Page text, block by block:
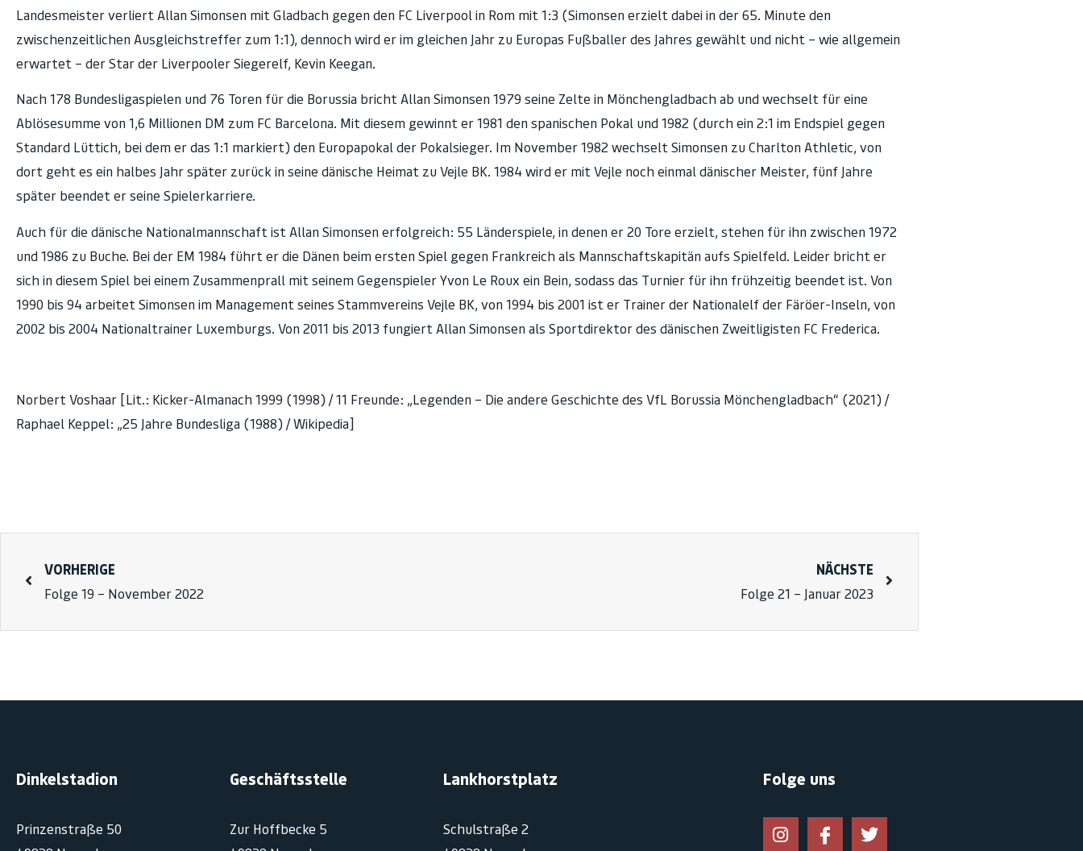
Landesmeister verliert Allan Simonsen mit Gladbach gegen den FC Liverpool in Rom mit 1:3 (Simonsen erzielt dabei in der 65. Minute den
zwischenzeitlichen Ausgleichstreffer zum 1:1), dennoch wird er im gleichen Jahr zu Europas Fußballer des Jahres gewählt und nicht – wie allgemein
erwartet – der Star der Liverpooler Siegerelf, Kevin Keegan.
Nach 178 Bundesligaspielen und 76 Toren für die Borussia bricht Allan Simonsen 1979 seine Zelte in Mönchengladbach ab und wechselt für eine
Ablösesumme von 1,6 Millionen DM zum FC Barcelona. Mit diesem gewinnt er 1981 den spanischen Pokal und 1982 (durch ein 2:1 im Endspiel gegen
Standard Lüttich, bei dem er das 1:1 markiert) den Europapokal der Pokalsieger. Im November 1982 wechselt Simonsen zu Charlton Athletic, von
dort geht es ein halbes Jahr später zurück in seine dänische Heimat zu Vejle BK. 1984 wird er mit Vejle noch einmal dänischer Meister, fünf Jahre
später beendet er seine Spielerkarriere.
Auch für die dänische Nationalmannschaft ist Allan Simonsen erfolgreich: 55 Länderspiele, in denen er 20 Tore erzielt, stehen für ihn zwischen 1972
und 1986 zu Buche. Bei der EM 1984 führt er die Dänen beim ersten Spiel gegen Frankreich als Mannschaftskapitän aufs Spielfeld. Leider bricht er
sich in diesem Spiel bei einem Zusammenprall mit seinem Gegenspieler Yvon Le Roux ein Bein, sodass das Turnier für ihn frühzeitig beendet ist. Von
1990 bis 94 arbeitet Simonsen im Management seines Stammvereins Vejle BK, von 1994 bis 2001 ist er Trainer der Nationalelf der Färöer-Inseln, von
2002 bis 2004 Nationaltrainer Luxemburgs. Von 2011 bis 2013 fungiert Allan Simonsen als Sportdirektor des dänischen Zweitligisten FC Frederica.
Norbert Voshaar [Lit.: Kicker-Almanach 1999 (1998) / 11 Freunde: „Legenden – Die andere Geschichte des VfL Borussia Mönchengladbach“ (2021) /
Raphael Keppel: „25 Jahre Bundesliga (1988) / Wikipedia]
VORHERIGE
Folge 19 – November 2022
NÄCHSTE
Folge 21 – Januar 2023
Dinkelstadion
Prinzenstraße 50
Geschäftsstelle
Zur Hoffbecke 5
Lankhorstplatz
Schulstraße 2
Folge uns